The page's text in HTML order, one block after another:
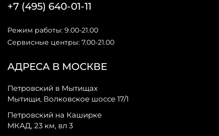
АДРЕСА В МОСКВЕ
Петровский в Мытищах
Мытищи, Волковское шоссе 17/1
Петровский на Каширке
МКАД, 23 км, вл 3
+7 (495) 640-01-11
Режим работы: 9.00-21.00
Сервисные центры: 7.00-21.00